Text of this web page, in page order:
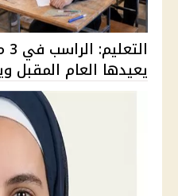
يعيدها العام المقبل